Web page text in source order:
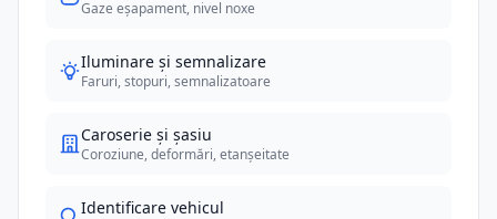
Gaze eșapament, nivel noxe
Iluminare și semnalizare
Faruri, stopuri, semnalizatoare
Caroserie și șasiu
Coroziune, deformări, etanșeitate
Identificare vehicul